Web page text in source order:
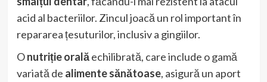
acid al bacteriilor. Zincul joacă un rol important în
repararea țesuturilor, inclusiv a gingiilor.
Onutriție oralăechilibrată, care include o gamă
variată de alimente sănătoase, asigură un aport